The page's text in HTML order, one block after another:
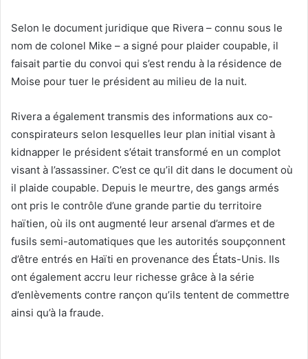
Selon le document juridique que Rivera – connu sous le
nom de colonel Mike – a signé pour plaider coupable, il
faisait partie du convoi qui s’est rendu à la résidence de
Moise pour tuer le président au milieu de la nuit.
Rivera a également transmis des informations aux co-
conspirateurs selon lesquelles leur plan initial visant à
kidnapper le président s’était transformé en un complot
visant à l’assassiner. C’est ce qu’il dit dans le document où
il plaide coupable. Depuis le meurtre, des gangs armés
ont pris le contrôle d’une grande partie du territoire
haïtien, où ils ont augmenté leur arsenal d’armes et de
fusils semi-automatiques que les autorités soupçonnent
d’être entrés en Haïti en provenance des États-Unis. Ils
ont également accru leur richesse grâce à la série
d’enlèvements contre rançon qu’ils tentent de commettre
ainsi qu’à la fraude.